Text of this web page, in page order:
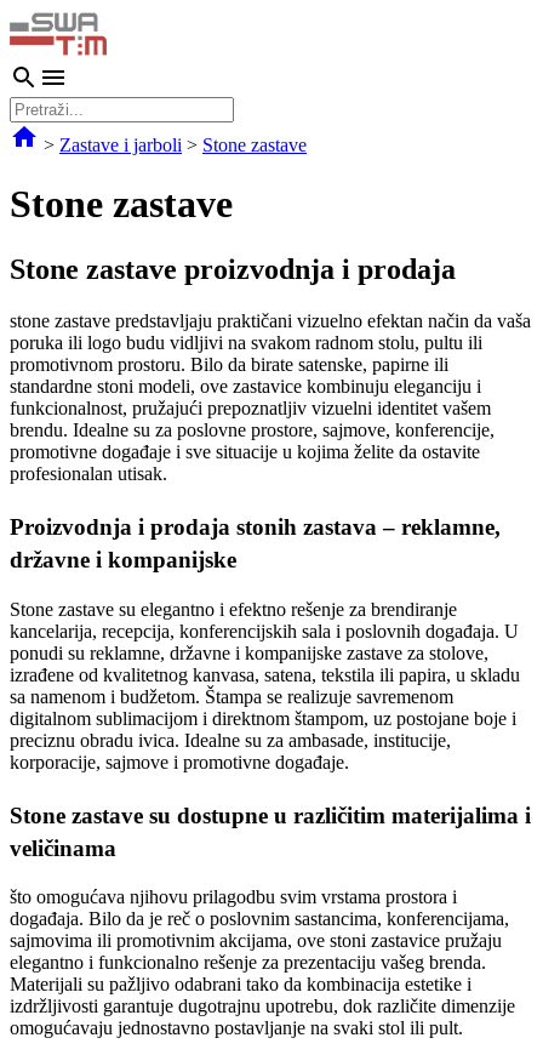
> Zastave i jarboli > Stone zastave
Stone zastave
Stone zastave proizvodnja i prodaja
stone zastave predstavljaju praktičani vizuelno efektan način da vaša
poruka ili logo budu vidljivi na svakom radnom stolu, pultu ili
promotivnom prostoru. Bilo da birate satenske, papirne ili
standardne stoni modeli, ove zastavice kombinuju eleganciju i
funkcionalnost, pružajući prepoznatljiv vizuelni identitet vašem
brendu. Idealne su za poslovne prostore, sajmove, konferencije,
promotivne događaje i sve situacije u kojima želite da ostavite
profesionalan utisak.
Proizvodnja i prodaja stonih zastava – reklamne,
državne i kompanijske
Stone zastave su elegantno i efektno rešenje za brendiranje
kancelarija, recepcija, konferencijskih sala i poslovnih događaja. U
ponudi su reklamne, državne i kompanijske zastave za stolove,
izrađene od kvalitetnog kanvasa, satena, tekstila ili papira, u skladu
sa namenom i budžetom. Štampa se realizuje savremenom
digitalnom sublimacijom i direktnom štampom, uz postojane boje i
preciznu obradu ivica. Idealne su za ambasade, institucije,
korporacije, sajmove i promotivne događaje.
Stone zastave su dostupne u različitim materijalima i
veličinama
što omogućava njihovu prilagodbu svim vrstama prostora i
događaja. Bilo da je reč o poslovnim sastancima, konferencijama,
sajmovima ili promotivnim akcijama, ove stoni zastavice pružaju
elegantno i funkcionalno rešenje za prezentaciju vašeg brenda.
Materijali su pažljivo odabrani tako da kombinacija estetike i
izdržljivosti garantuje dugotrajnu upotrebu, dok različite dimenzije
omogućavaju jednostavno postavljanje na svaki stol ili pult.